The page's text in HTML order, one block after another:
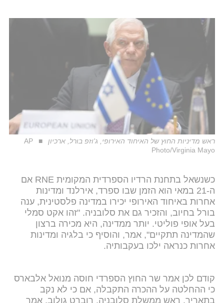
ראש מדיניות החוץ של האיחוד האירופי, ג'וזפ בורל, ארכיון
AP
Photo/Virginia Mayo
כשנשאל בתחנת הרדיו הספרדית המקומית RNE אם
ה-21 במאי הוא הזמן שבו ספרד, אירלנד ומדינות
אחרות באיחוד האירופי יכירו במדינה פלסטינית, ענה
בורל בחיוב, והזכיר גם את סלובניה. "זהו אקט סמלי
בעל אופי פוליטי. יותר ממדינה, היא מכירה ברצון
שהמדינה תתקיים", אמר, והוסיף כי בלגיה ומדינות
אחרות כנראה ילכו בעקבותיה.
קודם לכן אמר שר החוץ הספרדי חוסה מנואל אלבארס
כי ההחלטה על ההכרה התקבלה, אם כי לא נקב
בתאריך. ראש ממשלת סלובניה, רוברט גולוב, אמר